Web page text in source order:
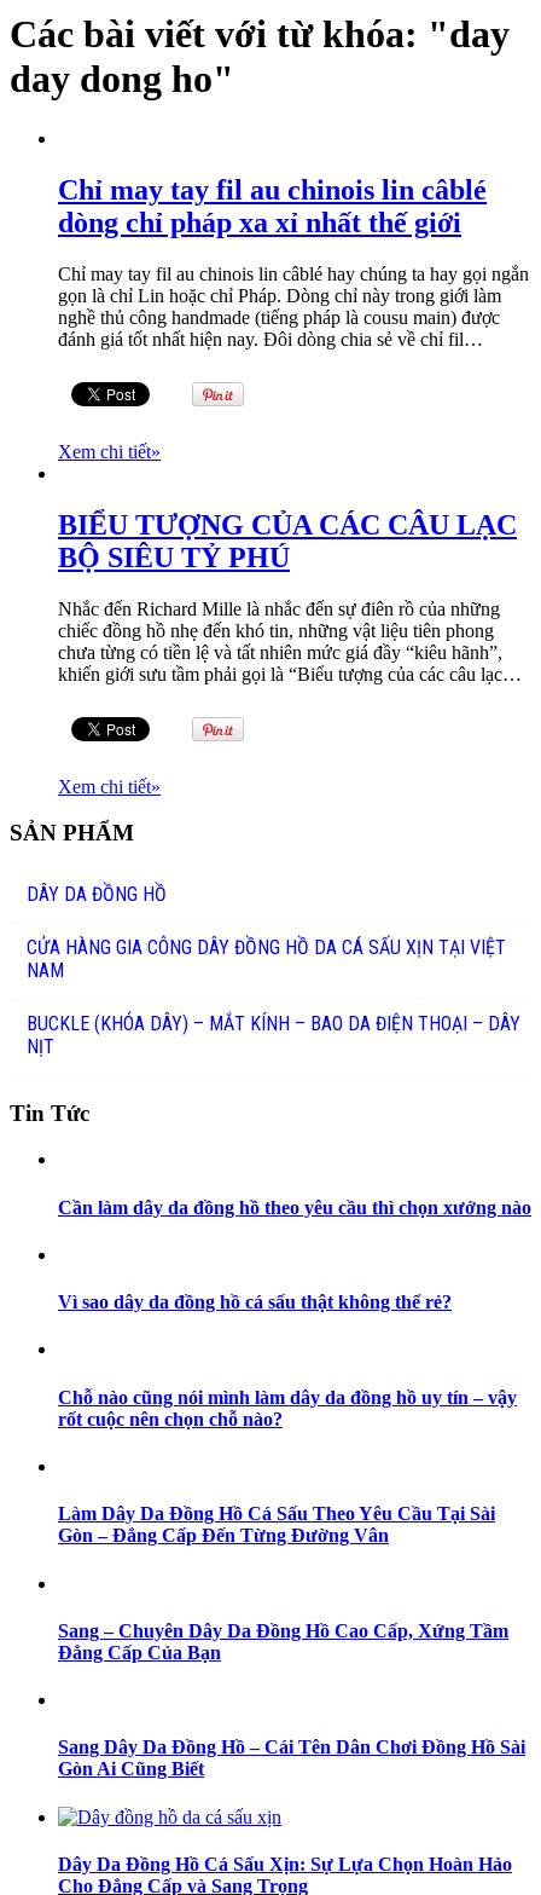
Các bài viết với từ khóa: "day
day dong ho"
Chỉ may tay fil au chinois lin câblé
dòng chỉ pháp xa xỉ nhất thế giới
Chỉ may tay fil au chinois lin câblé hay chúng ta hay gọi ngắn
gọn là chỉ Lin hoặc chỉ Pháp. Dòng chỉ này trong giới làm
nghề thủ công handmade (tiếng pháp là cousu main) được
đánh giá tốt nhất hiện nay. Đôi dòng chia sẻ về chỉ fil…
Xem chi tiết»
BIỂU TƯỢNG CỦA CÁC CÂU LẠC
BỘ SIÊU TỶ PHÚ
Nhắc đến Richard Mille là nhắc đến sự điên rồ của những
chiếc đồng hồ nhẹ đến khó tin, những vật liệu tiên phong
chưa từng có tiền lệ và tất nhiên mức giá đầy “kiêu hãnh”,
khiến giới sưu tầm phải gọi là “Biểu tượng của các câu lạc…
Xem chi tiết»
SẢN PHẨM
DÂY DA ĐỒNG HỒ
CỬA HÀNG GIA CÔNG DÂY ĐỒNG HỒ DA CÁ SẤU XỊN TẠI VIỆT
NAM
BUCKLE (KHÓA DÂY) – MẮT KÍNH – BAO DA ĐIỆN THOẠI – DÂY
NỊT
Tin Tức
Cần làm dây da đồng hồ theo yêu cầu thì chọn xưởng nào
Vì sao dây da đồng hồ cá sấu thật không thể rẻ?
Chỗ nào cũng nói mình làm dây da đồng hồ uy tín – vậy
rốt cuộc nên chọn chỗ nào?
Làm Dây Da Đồng Hồ Cá Sấu Theo Yêu Cầu Tại Sài
Gòn – Đẳng Cấp Đến Từng Đường Vân
Sang – Chuyên Dây Da Đồng Hồ Cao Cấp, Xứng Tầm
Đẳng Cấp Của Bạn
Sang Dây Da Đồng Hồ – Cái Tên Dân Chơi Đồng Hồ Sài
Gòn Ai Cũng Biết
Dây Da Đồng Hồ Cá Sấu Xịn: Sự Lựa Chọn Hoàn Hảo
Cho Đẳng Cấp và Sang Trọng